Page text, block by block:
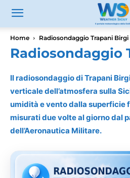
Home Radiosondaggio Trapani Birgi
Radiosondaggio
Il radiosondaggio di Trapani
verticale dell’atmosfera sulla
umidità e vento dalla superficie
misurati due volte al giorno dal
dell’Aeronautica Militare.